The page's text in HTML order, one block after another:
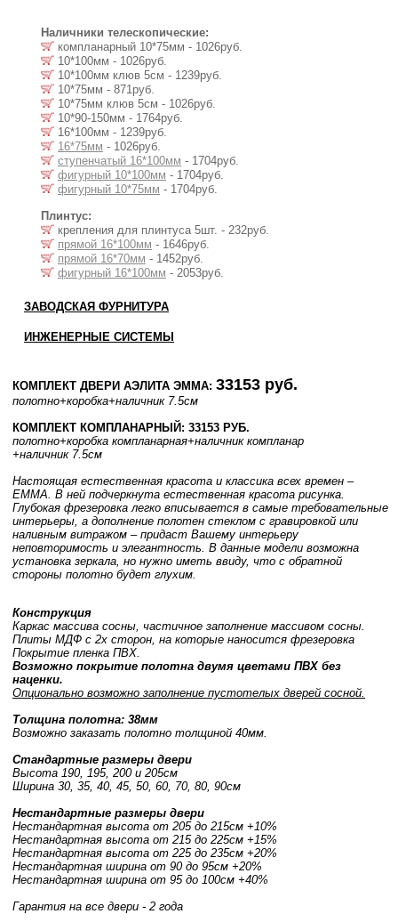
Наличники телескопические:
компланарный 10*75мм - 1026руб.
10*100мм - 1026руб.
10*100мм клюв 5см - 1239руб.
10*75мм - 871руб.
10*75мм клюв 5см - 1026руб.
10*90-150мм - 1764руб.
16*100мм - 1239руб.
16*75мм - 1026руб.
ступенчатый 16*100мм - 1704руб.
фигурный 10*100мм - 1704руб.
фигурный 10*75мм - 1704руб.
Плинтус:
крепления для плинтуса 5шт. - 232руб.
прямой 16*100мм - 1646руб.
прямой 16*70мм - 1452руб.
фигурный 16*100мм - 2053руб.
ЗАВОДСКАЯ ФУРНИТУРА
ИНЖЕНЕРНЫЕ СИСТЕМЫ
КОМПЛЕКТ ДВЕРИ АЭЛИТА ЭММА: 33153 руб.
полотно+коробка+наличник 7.5см
КОМПЛЕКТ КОМПЛАНАРНЫЙ: 33153 РУБ.
полотно+коробка компланарная+наличник компланар
+наличник 7.5см
Настоящая естественная красота и классика всех времен –
EMMA. В ней подчеркнута естественная красота рисунка.
Глубокая фрезеровка легко вписывается в самые требовательные
интерьеры, а дополнение полотен стеклом с гравировкой или
наливным витражом – придаст Вашему интерьеру
неповторимость и элегантность. В данные модели возможна
установка зеркала, но нужно иметь ввиду, что с обратной
стороны полотно будет глухим.
Конструкция
Каркас массива сосны, частичное заполнение массивом сосны.
Плиты МДФ с 2х сторон, на которые наносится фрезеровка
Покрытие пленка ПВХ.
Возможно покрытие полотна двумя цветами ПВХ без
наценки.
Опционально возможно заполнение пустотелых дверей сосной.
Толщина полотна: 38мм
Возможно заказать полотно толщиной 40мм.
Стандартные размеры двери
Высота 190, 195, 200 и 205см
Ширина 30, 35, 40, 45, 50, 60, 70, 80, 90см
Нестандартные размеры двери
Нестандартная высота от 205 до 215см +10%
Нестандартная высота от 215 до 225см +15%
Нестандартная высота от 225 до 235см +20%
Нестандартная ширина от 90 до 95см +20%
Нестандартная ширина от 95 до 100см +40%
Гарантия на все двери - 2 года